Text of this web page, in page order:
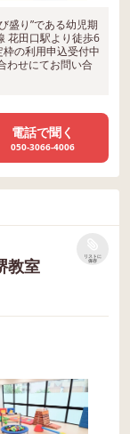
盛り”である幼児期
花田口駅より徒歩6
の利用申込受付中
わせにてお問い合
電話で聞く
050-3066-4006
教室
リストに
保存